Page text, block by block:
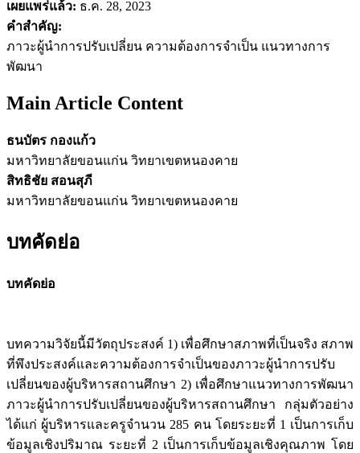
เผยแพร่แล้ว: ธ.ค. 28, 2023
คำสำคัญ:
ภาวะผู้นำการปรับเปลี่ยน ความต้องการจำเป็น แนวทางการ
พัฒนา
Main Article Content
ธนบัตร กองแก้ว
มหาวิทยาลัยขอนแก่น วิทยาเขตหนองคาย
สิทธิชัย สอนสุภี
มหาวิทยาลัยขอนแก่น วิทยาเขตหนองคาย
บทคัดย่อ
บทคัดย่อ
บทความวิจัยนี้มีวัตถุประสงค์ 1) เพื่อศึกษาสภาพที่เป็นจริง สภาพ
ที่พึงประสงค์และความต้องการจำเป็นของภาวะผู้นำการปรับ
เปลี่ยนของผู้บริหารสถานศึกษา 2) เพื่อศึกษาแนวทางการพัฒนา
ภาวะผู้นำการปรับเปลี่ยนของผู้บริหารสถานศึกษา กลุ่มตัวอย่าง
ได้แก่ ผู้บริหารและครูจำนวน 285 คน โดยระยะที่ 1 เป็นการเก็บ
ข้อมูลเชิงปริมาณ ระยะที่ 2 เป็นการเก็บข้อมูลเชิงคุณภาพ โดย